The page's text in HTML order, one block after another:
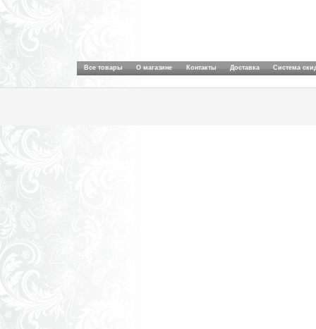
Все товары О магазине Контакты Доставка Система